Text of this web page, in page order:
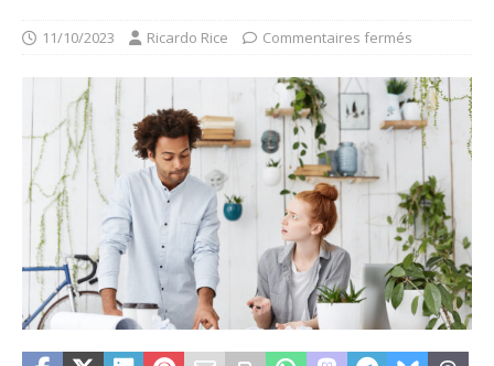
11/10/2023 Ricardo Rice Commentaires fermés